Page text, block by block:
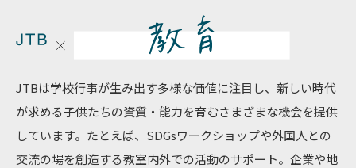
JTBは学校行事が生み出す多様な価値に注目し、新しい時代
が求める子供たちの資質・能力を育むさまざまな機会を提供
しています。たとえば、SDGsワークショップや外国人との
交流の場を創造する教室内外での活動のサポート。企業や地